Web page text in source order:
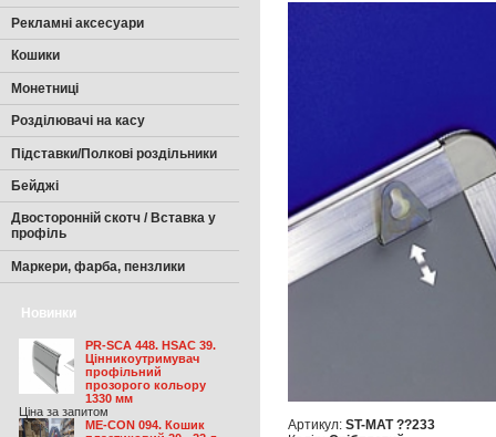
Рекламні аксесуари
Кошики
Монетниці
Розділювачі на касу
Підставки/Полкові роздільники
Бейджі
Двосторонній скотч / Вставка у
профіль
Маркери, фарба, пензлики
Новинки
PR-SCA 448. HSAC 39.
Цінникоутримувач
профільний
прозорого кольору
1330 мм
Ціна за запитом
ME-CON 094. Кошик
Артикул:ST-MAT ??233